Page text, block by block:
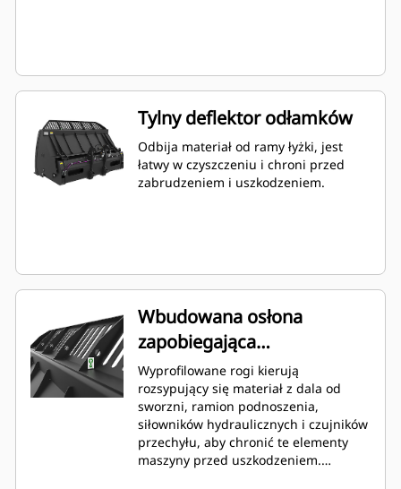
Tylny deflektor odłamków
Odbija materiał od ramy łyżki, jest
łatwy w czyszczeniu i chroni przed
zabrudzeniem i uszkodzeniem.
Wbudowana osłona
zapobiegająca
rozsypywaniu materiału
Wyprofilowane rogi kierują
rozsypujący się materiał z dala od
sworzni, ramion podnoszenia,
siłowników hydraulicznych i czujników
przechyłu, aby chronić te elementy
maszyny przed uszkodzeniem.